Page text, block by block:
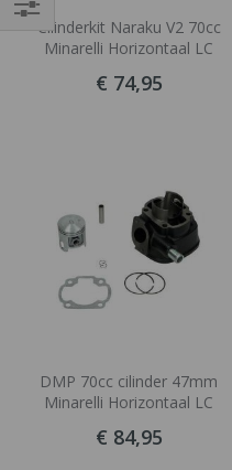
Cilinderkit Naraku V2 70cc
Minarelli Horizontaal LC
€ 74,95
DMP 70cc cilinder 47mm
Minarelli Horizontaal LC
€ 84,95
Filteren